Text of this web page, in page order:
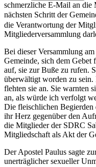
schmerzliche E-Mail an die
nächsten Schritt der
die Verantwortung der
Mitgliederversammlung
Bei dieser Versammlung
Gemeinde, sich dem Gebet
auf, sie zur Buße zu rufen.
überwältigt worden zu
flehten sie an. Sie warnten
an, als würde ich verfolgt
Die fleischlichen Begierden
ihr Herz gegenüber den
die Mitglieder der SDRC
Mitgliedschaft als Akt der
Der Apostel Paulus sagte
unerträglicher sexueller